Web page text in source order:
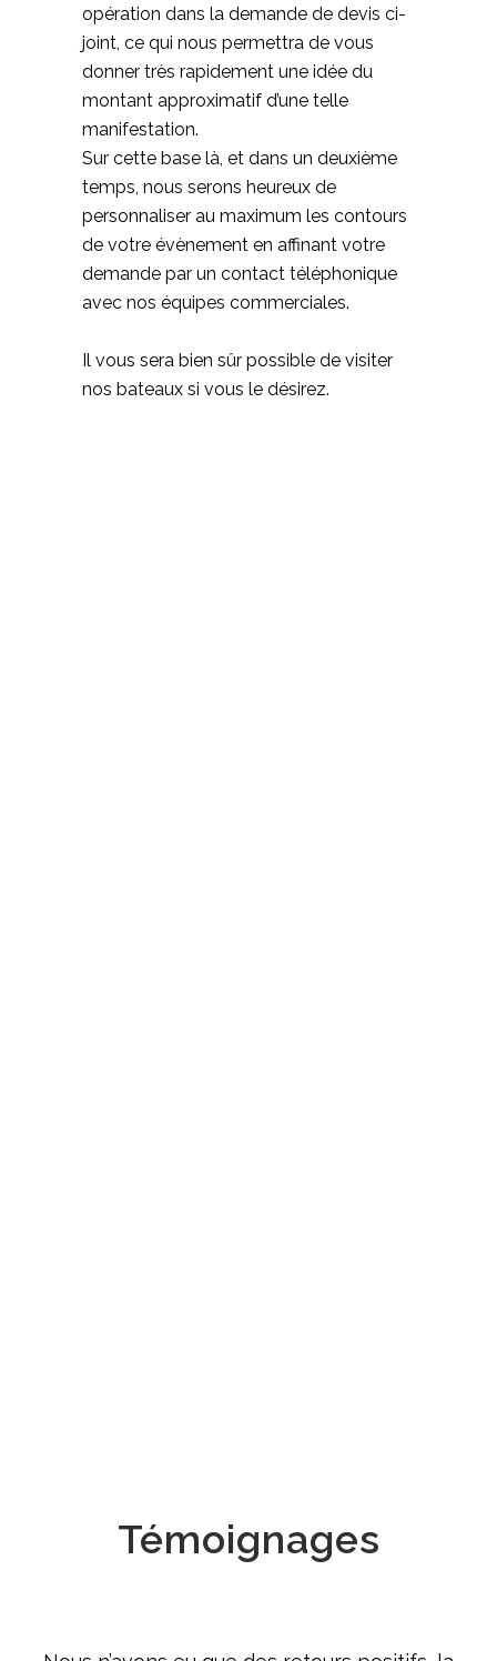
opération dans la demande de devis ci-
joint, ce qui nous permettra de vous
donner très rapidement une idée du
montant approximatif d’une telle
manifestation.
Sur cette base là, et dans un deuxième
temps, nous serons heureux de
personnaliser au maximum les contours
de votre évènement en affinant votre
demande par un contact téléphonique
avec nos équipes commerciales.
Il vous sera bien sûr possible de visiter
nos bateaux si vous le désirez.
Témoignages